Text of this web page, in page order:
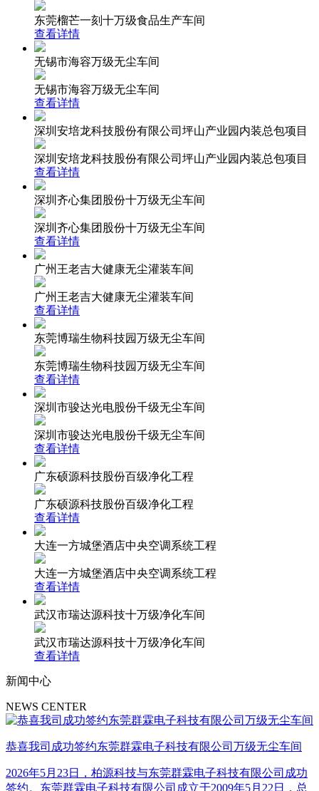
东莞榴芒一刻十万级食品生产车间
查看详情
无锡市海容万级无尘车间
无锡市海容万级无尘车间
查看详情
深圳安培龙科技股份有限公司坪山产业园内装总包项目
深圳安培龙科技股份有限公司坪山产业园内装总包项目
查看详情
深圳齐心集团股份十万级无尘车间
深圳齐心集团股份十万级无尘车间
查看详情
广州王老吉大健康无尘灌装车间
广州王老吉大健康无尘灌装车间
查看详情
东莞博瑞生物科技园万级无尘车间
东莞博瑞生物科技园万级无尘车间
查看详情
深圳市骏达光电股份千级无尘车间
深圳市骏达光电股份千级无尘车间
查看详情
广东硕源科技股份百级净化工程
广东硕源科技股份百级净化工程
查看详情
大连一方城堡酒店中央空调系统工程
大连一方城堡酒店中央空调系统工程
查看详情
武汉市瑞达源科技十万级净化车间
武汉市瑞达源科技十万级净化车间
查看详情
新闻中心
NEWS CENTER
恭喜我司成功签约东莞群霖电子科技有限公司万级无尘车间
2026年5月23日，柏源科技与东莞群霖电子科技有限公司成功
签约。东莞群霖电子科技有限公司成立于2009年5月22日，总